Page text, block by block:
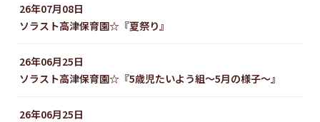
26年07月08日
ソラスト高津保育園☆『夏祭り』
26年06月25日
ソラスト高津保育園☆『5歳児たいよう組〜5月の様子〜』
26年06月25日